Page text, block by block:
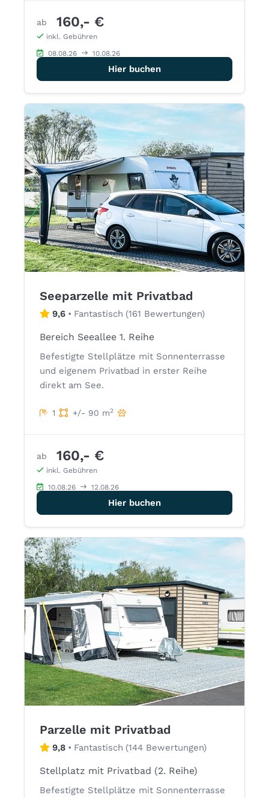
ab 160,- €
inkl. Gebühren
08.08.26 10.08.26
Hier buchen
Seeparzelle mit Privatbad
9,6 • Fantastisch (161 Bewertungen)
Bereich Seeallee 1. Reihe
Befestigte Stellplätze mit Sonnenterrasse
und eigenem Privatbad in erster Reihe
direkt am See.
1 +/- 90 m2
ab 160,- €
inkl. Gebühren
10.08.26 12.08.26
Hier buchen
Parzelle mit Privatbad
9,8 • Fantastisch (144 Bewertungen)
Stellplatz mit Privatbad (2. Reihe)
Befestigte Stellplätze mit Sonnenterrasse